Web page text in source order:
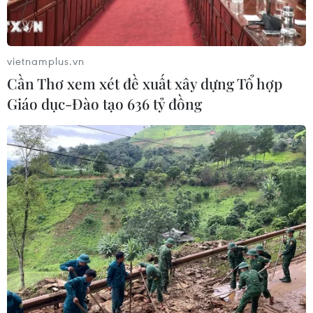
Khởi tố Chủ tịch Hội đồng quản trị,
Giám đốc Công ty cổ phần Mekolor
Đồng Nai yêu cầu đẩy nhanh tiến độ
dự án kết nối vùng, sân bay Long
Thành
06/08/2026 09:05
Toàn cảnh vụ sai phạm điểm
thi trường THPT chuyên Tuyên
Quang
06/08/2026 09:04
vietnamplus.vn
Cần Thơ xem xét đề xuất xây dựng Tổ hợp
Giáo dục-Đào tạo 636 tỷ đồng